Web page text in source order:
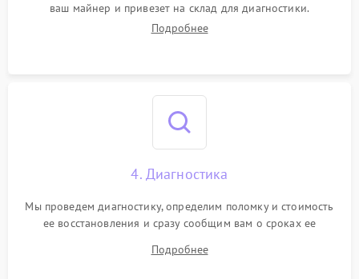
ваш майнер и привезет на склад для диагностики.
Подробнее
4. Диагностика
Мы проведем диагностику, определим поломку и стоимость
ее восстановления и сразу сообщим вам о сроках ее
Подробнее